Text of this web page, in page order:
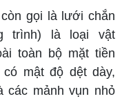
còn gọi là lưới chắn
trình) là loại vật
toàn bộ mặt tiền
mật độ dệt dày,
các mảnh vụn nhỏ